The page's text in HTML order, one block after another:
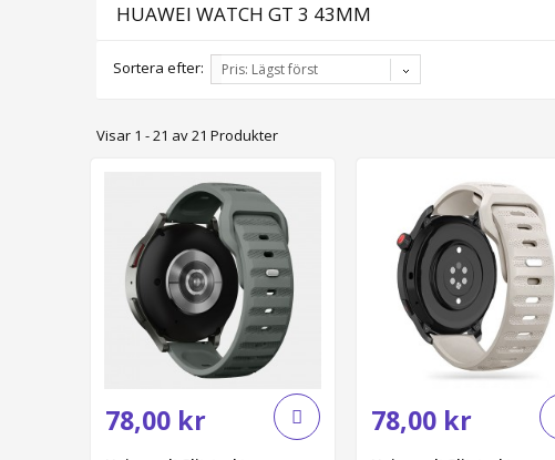
iPhone 16
iPhone 14 Pro Max
iPhone 14 Plus
iPhone 14 Pro
iPhone 13 Pro
HUAWEI WATCH GT 3 43MM
Sortera efter: Pris: Lägst först
Visar 1 - 21 av 21 Produkter
78,00 kr 78,00 kr